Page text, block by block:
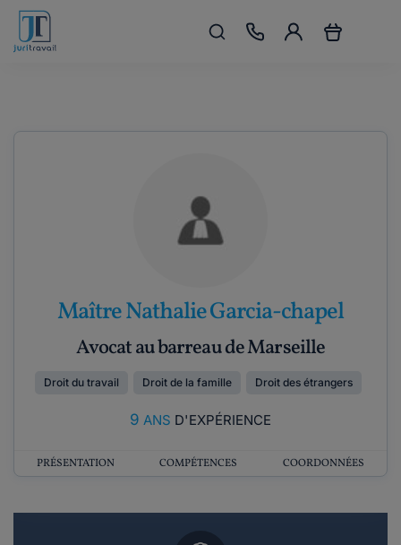
Maître Nathalie Garcia-chapel
Avocat au barreau de Marseille
Droit du travail Droit de la famille Droit des étrangers
9 ANS D'EXPÉRIENCE
PRÉSENTATION COMPÉTENCES COORDONNÉES